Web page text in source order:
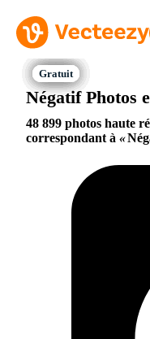
Négatif Photos
48 899 photos haute
correspondant à